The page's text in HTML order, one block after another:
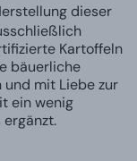
dieser
Kartoffeln
bäuerliche
und mit Liebe zur
ein wenig